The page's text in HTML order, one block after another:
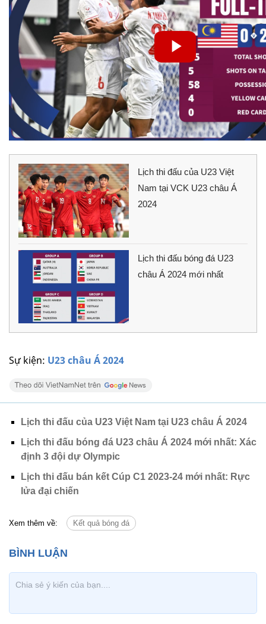
Sự kiện: U23 châu Á 2024
Lịch thi đấu của U23 Việt
Nam tại VCK U23 châu Á
2024
Lịch thi đấu bóng đá U23
châu Á 2024 mới nhất
Lịch thi đấu của U23 Việt Nam tại U23 châu Á 2024
Lịch thi đấu bóng đá U23 châu Á 2024 mới nhất: Xác
định 3 đội dự Olympic
Lịch thi đấu bán kết Cúp C1 2023-24 mới nhất: Rực
lửa đại chiến
Xem thêm về: Kết quả bóng đá